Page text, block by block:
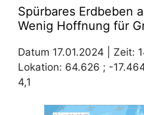
Spürbares Erdbeben
Wenig Hoffnung für
Datum 17.01.2024 | Zeit:
Lokation: 64.626 ; -
4,1